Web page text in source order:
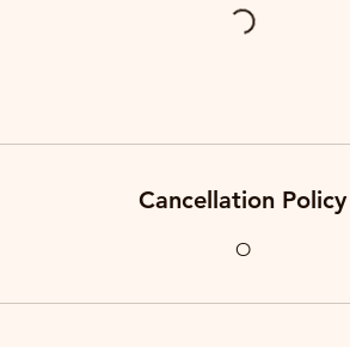
Cancellation Policy
O